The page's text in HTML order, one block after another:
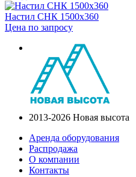
Настил СНК 1500х360
Цена по запросу
2013-2026 Новая высота
Аренда оборудования
Распродажа
О компании
Контакты